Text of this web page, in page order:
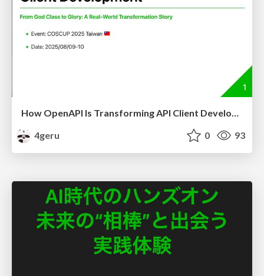
How OpenAPI Is Transforming API Client Development
4geru
0 93